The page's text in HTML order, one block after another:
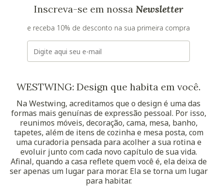
Inscreva-se em nossa Newsletter
e receba 10% de desconto na sua primeira compra
E-mail
WESTWING: Design que habita em você.
Na Westwing, acreditamos que o design é uma das
formas mais genuínas de expressão pessoal. Por isso,
reunimos móveis, decoração, cama, mesa, banho,
tapetes, além de itens de cozinha e mesa posta, com
uma curadoria pensada para acolher a sua rotina e
evoluir junto com cada novo capítulo de sua vida.
Afinal, quando a casa reflete quem você é, ela deixa de
ser apenas um lugar para morar. Ela se torna um lugar
para habitar.